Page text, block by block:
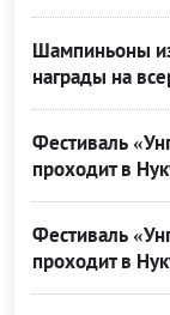
Шампиньоны
награды на
Фестиваль
проходит в
Фестиваль
проходит в